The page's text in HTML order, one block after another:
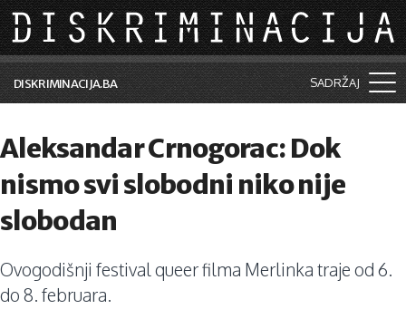
Skip to main content
DISKRIMINACIJA.BA SADRŽAJ
Vijesti i događaji
Aktuelne teme
Kolumne
Lične priče
Aleksandar Crnogorac: Dok
nismo svi slobodni niko nije
slobodan
Ovogodišnji festival queer filma Merlinka traje od 6.
do 8. februara.